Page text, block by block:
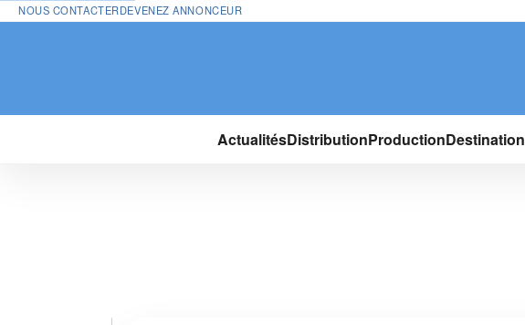
NOUS CONTACTERDEVENEZ ANNONCEUR
ActualitésDistributionProductionDestination